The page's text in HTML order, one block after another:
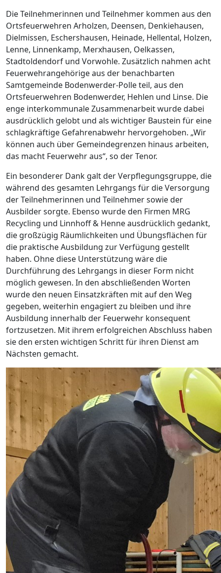
Die Teilnehmerinnen und Teilnehmer kommen aus den
Ortsfeuerwehren Arholzen, Deensen, Denkiehausen,
Dielmissen, Eschershausen, Heinade, Hellental, Holzen,
Lenne, Linnenkamp, Merxhausen, Oelkassen,
Stadtoldendorf und Vorwohle. Zusätzlich nahmen acht
Feuerwehrangehörige aus der benachbarten
Samtgemeinde Bodenwerder-Polle teil, aus den
Ortsfeuerwehren Bodenwerder, Hehlen und Linse. Die
enge interkommunale Zusammenarbeit wurde dabei
ausdrücklich gelobt und als wichtiger Baustein für eine
schlagkräftige Gefahrenabwehr hervorgehoben. „Wir
können auch über Gemeindegrenzen hinaus arbeiten,
das macht Feuerwehr aus“, so der Tenor.
Ein besonderer Dank galt der Verpflegungsgruppe, die
während des gesamten Lehrgangs für die Versorgung
der Teilnehmerinnen und Teilnehmer sowie der
Ausbilder sorgte. Ebenso wurde den Firmen MRG
Recycling und Linnhoff & Henne ausdrücklich gedankt,
die großzügig Räumlichkeiten und Übungsflächen für
die praktische Ausbildung zur Verfügung gestellt
haben. Ohne diese Unterstützung wäre die
Durchführung des Lehrgangs in dieser Form nicht
möglich gewesen. In den abschließenden Worten
wurde den neuen Einsatzkräften mit auf den Weg
gegeben, weiterhin engagiert zu bleiben und ihre
Ausbildung innerhalb der Feuerwehr konsequent
fortzusetzen. Mit ihrem erfolgreichen Abschluss haben
sie den ersten wichtigen Schritt für ihren Dienst am
Nächsten gemacht.